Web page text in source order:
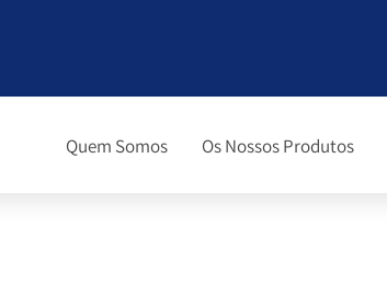
Quem Somos Os Nossos Produtos